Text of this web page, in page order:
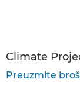
Climate
Preuzmite